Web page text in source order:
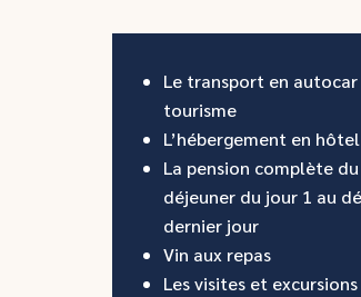
Le transport en
tourisme
L’hébergement en
La pension complète
déjeuner du jour 1 au
dernier jour
Vin aux repas
Les visites et